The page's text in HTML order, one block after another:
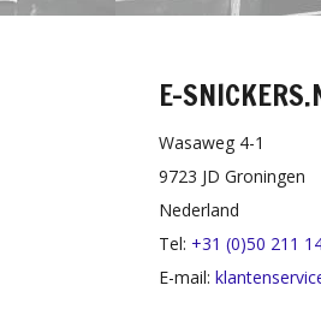
E-
Wasaweg 4-1
9723 JD Groningen
Nederland
Tel: +31 (0)50 211
E-mail: